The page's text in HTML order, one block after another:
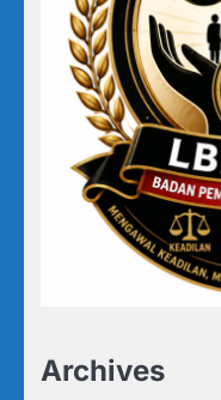
Archives